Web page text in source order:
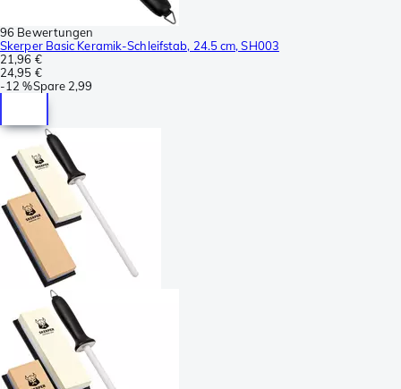
96 Bewertungen
Skerper Basic Keramik-Schleifstab, 24.5 cm, SH003
21,96 €
24,95 €
-12 %Spare 2,99